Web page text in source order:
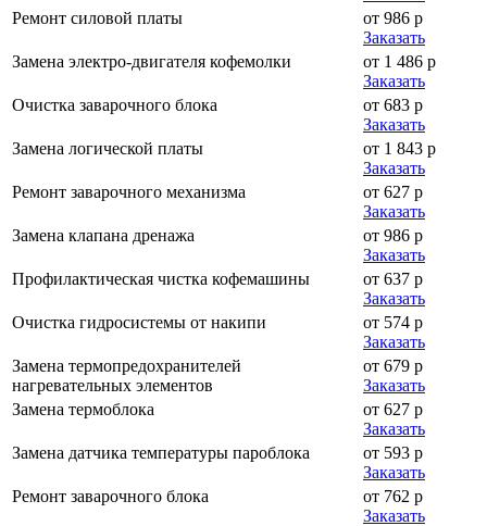
Ремонт силовой платы
от 986 р
Заказать
Замена электро-двигателя кофемолки
от 1 486 р
Заказать
Очистка заварочного блока
от 683 р
Заказать
Замена логической платы
от 1 843 р
Заказать
Ремонт заварочного механизма
от 627 р
Заказать
Замена клапана дренажа
от 986 р
Заказать
Профилактическая чистка кофемашины
от 637 р
Заказать
Очистка гидросистемы от накипи
от 574 р
Заказать
Замена термопредохранителей
нагревательных элементов
от 679 р
Заказать
Замена термоблока
от 627 р
Заказать
Замена датчика температуры пароблока
от 593 р
Заказать
Ремонт заварочного блока
от 762 р
Заказать